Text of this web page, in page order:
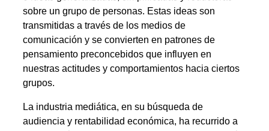
sobre un grupo de personas. Estas ideas son
transmitidas a través de los medios de
comunicación y se convierten en patrones de
pensamiento preconcebidos que influyen en
nuestras actitudes y comportamientos hacia ciertos
grupos.
La industria mediática, en su búsqueda de
audiencia y rentabilidad económica, ha recurrido a